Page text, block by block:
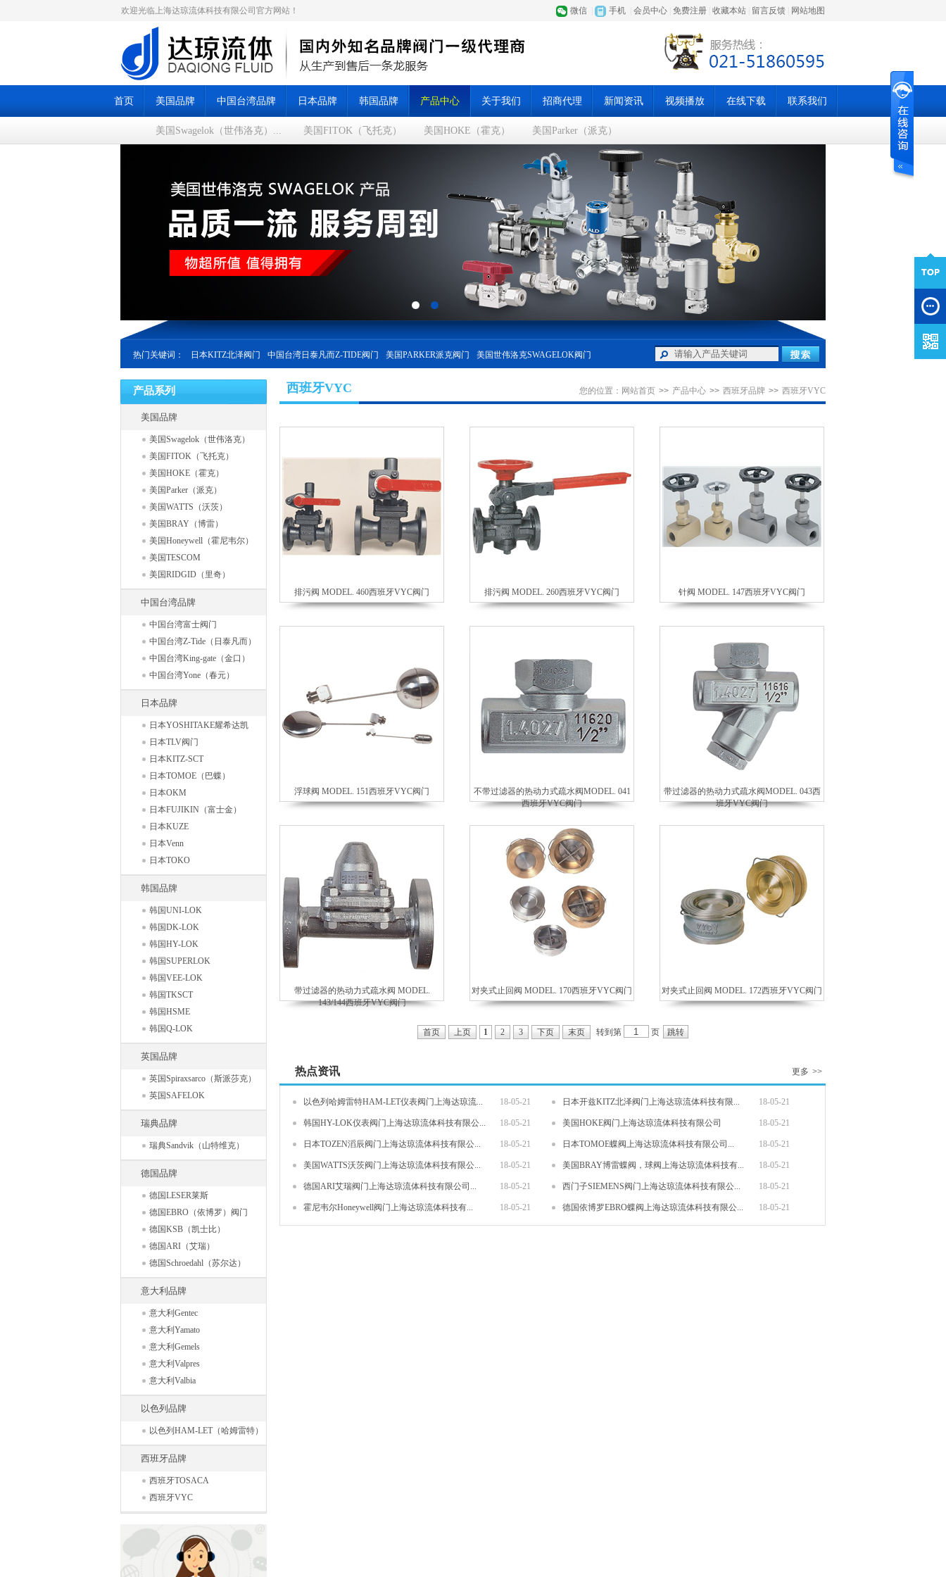
欢迎光临上海达琼流体科技有限公司官方网站！ 微信 手机 会员中心 免费注册 收藏本站 留言反馈 网站地图
首页 美国品牌
美国Swagelok（世伟洛克）... 美国FITOK（飞托克） 美国HOKE（霍克） 美国Parker（派克）
中国台湾品牌 日本品牌 韩国品牌 产品中心 关于我们 招商代理 新闻资讯 视频播放 在线下载 联系我们
百叶窗图片载入中
热门关键词： 日本KITZ北泽阀门 中国台湾日泰凡而Z-TIDE阀门 美国PARKER派克阀门 美国世伟洛克SWAGELOK阀门
产品系列
美国品牌
美国Swagelok（世伟洛克）
美国FITOK（飞托克）
美国HOKE（霍克）
美国Parker（派克）
美国WATTS（沃茨）
美国BRAY（博雷）
美国Honeywell（霍尼韦尔）
美国TESCOM
美国RIDGID（里奇）
中国台湾品牌
中国台湾富士阀门
中国台湾Z-Tide（日泰凡而）
中国台湾King-gate（金口）
中国台湾Yone（春元）
日本品牌
日本YOSHITAKE耀希达凯
日本TLV阀门
日本KITZ-SCT
日本TOMOE（巴蝶）
日本OKM
日本FUJIKIN（富士金）
日本KUZE
日本Venn
日本TOKO
韩国品牌
韩国UNI-LOK
韩国DK-LOK
韩国HY-LOK
韩国SUPERLOK
韩国VEE-LOK
韩国TKSCT
韩国HSME
韩国Q-LOK
英国品牌
英国Spiraxsarco（斯派莎克）
英国SAFELOK
瑞典品牌
瑞典Sandvik（山特维克）
德国品牌
德国LESER莱斯
德国EBRO（依博罗）阀门
德国KSB（凯士比）
德国ARI（艾瑞）
德国Schroedahl（苏尔达）
意大利品牌
意大利Gentec
意大利Yamato
意大利Gemels
意大利Valpres
意大利Valbia
以色列品牌
以色列HAM-LET（哈姆雷特）
西班牙品牌
西班牙TOSACA
西班牙VYC
西班牙VYC 您的位置： 网站首页 >> 产品中心 >> 西班牙品牌 >> 西班牙VYC
排污阀 MODEL. 460西班牙VYC阀门 排污阀 MODEL. 260西班牙VYC阀门 针阀 MODEL. 147西班牙VYC阀门
浮球阀 MODEL. 151西班牙VYC阀门
不带过滤器的热动力式疏水阀MODEL. 041
西班牙VYC阀门
带过滤器的热动力式疏水阀MODEL. 043西
班牙VYC阀门
带过滤器的热动力式疏水阀 MODEL.
143/144西班牙VYC阀门
对夹式止回阀 MODEL. 170西班牙VYC阀门 对夹式止回阀 MODEL. 172西班牙VYC阀门
首页 上页 1 2 3 下页 末页 转到第 页
更多 >>
热点资讯
18-05-21
以色列哈姆雷特HAM-LET仪表阀门上海达琼流... 18-05-21
日本开兹KITZ北泽阀门上海达琼流体科技有限...
18-05-21
韩国HY-LOK仪表阀门上海达琼流体科技有限公... 18-05-21
美国HOKE阀门上海达琼流体科技有限公司
18-05-21
日本TOZEN滔辰阀门上海达琼流体科技有限公... 18-05-21
日本TOMOE蝶阀上海达琼流体科技有限公司...
18-05-21
美国WATTS沃茨阀门上海达琼流体科技有限公... 18-05-21
美国BRAY博雷蝶阀，球阀上海达琼流体科技有...
18-05-21
德国ARI艾瑞阀门上海达琼流体科技有限公司... 18-05-21
西门子SIEMENS阀门上海达琼流体科技有限公...
18-05-21
霍尼韦尔Honeywell阀门上海达琼流体科技有... 18-05-21
德国依博罗EBRO蝶阀上海达琼流体科技有限公...